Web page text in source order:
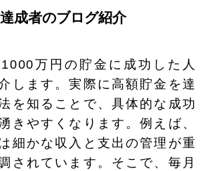
成者のブログ紹介
万円の貯金に成功した人
します。実際に高額貯金を達
を知ることで、具体的な成功
きやすくなります。例えば、
細かな収入と支出の管理が重
されています。そこで、毎月